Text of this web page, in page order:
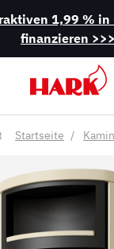
1,99 % in
finanzieren >>>
Startseite